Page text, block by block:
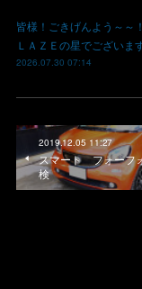
皆様！ごきげんよう～
ＬＡＺＥの星でございま
2026.07.30 07:14
2019.12.05 11:27
スマート フォー
検